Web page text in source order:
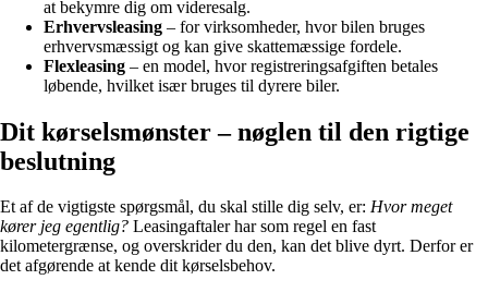
at bekymre dig om videresalg.
Erhvervsleasing – for virksomheder, hvor bilen bruges
erhvervsmæssigt og kan give skattemæssige fordele.
Flexleasing – en model, hvor registreringsafgiften betales
løbende, hvilket især bruges til dyrere biler.
Dit kørselsmønster – nøglen til den rigtige
beslutning
Et af de vigtigste spørgsmål, du skal stille dig selv, er: Hvor meget
kører jeg egentlig? Leasingaftaler har som regel en fast
kilometergrænse, og overskrider du den, kan det blive dyrt. Derfor er
det afgørende at kende dit kørselsbehov.